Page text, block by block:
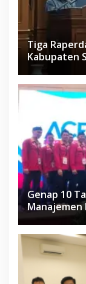
Tiga
Kabupaten
Genap 10
Manajemen